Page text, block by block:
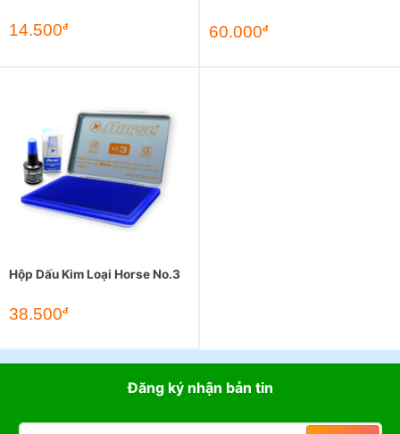
14.500đ 60.000đ
Hộp Dấu Kim Loại Horse No.3
38.500đ
Đăng ký nhận bản tin